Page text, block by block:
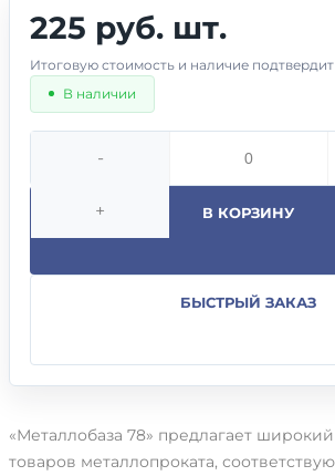
225 руб. шт.
Итоговую стоимость и наличие
В наличии
-
+ В КОРЗИНУ
БЫСТРЫЙ ЗАКАЗ
«Металлобаза 78» предлагает
товаров металлопроката,